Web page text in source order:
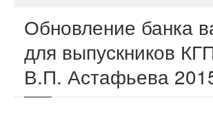
Обновление банка
для выпускников
В.П. Астафьева